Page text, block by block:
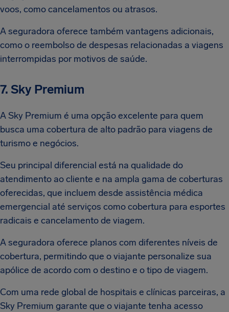
voos, como cancelamentos ou atrasos.
A seguradora oferece também vantagens adicionais,
como o reembolso de despesas relacionadas a viagens
interrompidas por motivos de saúde.
7. Sky Premium
A Sky Premium é uma opção excelente para quem
busca uma cobertura de alto padrão para viagens de
turismo e negócios.
Seu principal diferencial está na qualidade do
atendimento ao cliente e na ampla gama de coberturas
oferecidas, que incluem desde assistência médica
emergencial até serviços como cobertura para esportes
radicais e cancelamento de viagem.
A seguradora oferece planos com diferentes níveis de
cobertura, permitindo que o viajante personalize sua
apólice de acordo com o destino e o tipo de viagem.
Com uma rede global de hospitais e clínicas parceiras, a
Sky Premium garante que o viajante tenha acesso